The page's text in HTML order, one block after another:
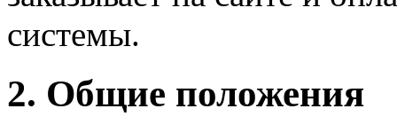
системы.
2. Общие положения